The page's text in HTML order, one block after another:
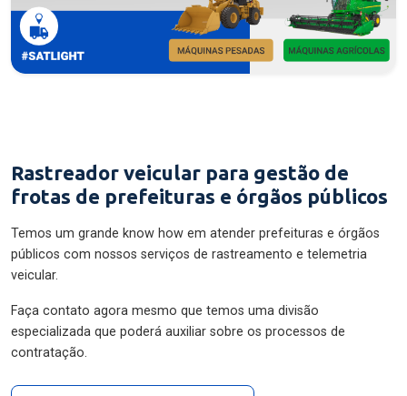
Rastreador veicular para gestão de
frotas de prefeituras e órgãos públicos
Temos um grande know how em atender prefeituras e órgãos
públicos com nossos serviços de rastreamento e telemetria
veicular.
Faça contato agora mesmo que temos uma divisão
especializada que poderá auxiliar sobre os processos de
contratação.